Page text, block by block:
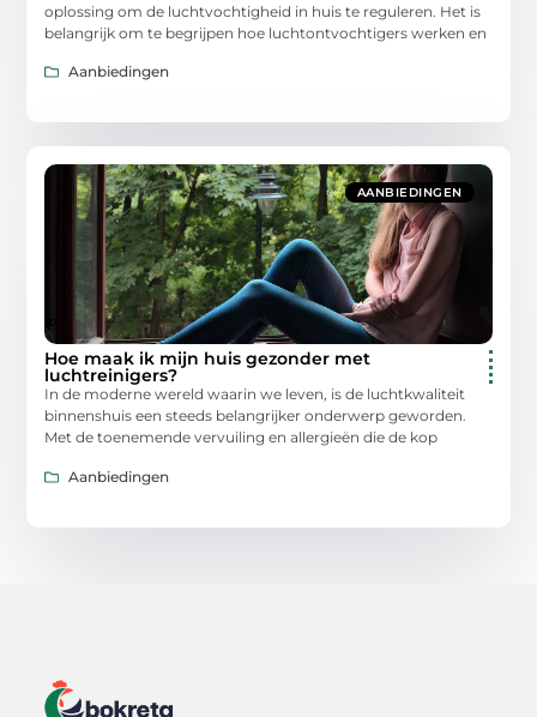
oplossing om de luchtvochtigheid in huis te reguleren. Het is
belangrijk om te begrijpen hoe luchtontvochtigers werken en
Aanbiedingen
AANBIEDINGEN
Hoe maak ik mijn huis gezonder met
luchtreinigers?
In de moderne wereld waarin we leven, is de luchtkwaliteit
binnenshuis een steeds belangrijker onderwerp geworden.
Met de toenemende vervuiling en allergieën die de kop
Aanbiedingen